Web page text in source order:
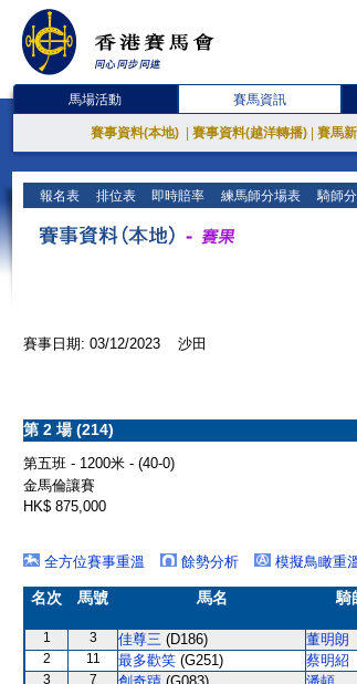
馬場活動 賽馬資訊
賽事資料(本地) 賽事資料(越洋轉播) 賽馬
報名表 排位表 即時賠率 練馬師分場表 騎師
賽事日期: 03/12/2023 沙田
第 2 場 (214)
第五班 - 1200米 - (40-0)
金馬倫讓賽
HK$ 875,000
全方位賽事重溫 餘勢分析 模擬鳥瞰重
名次 馬號 馬名 騎
1 3 佳尊三 (D186) 董明朗
2
11 最多歡笑 (G251) 蔡明紹
3
7